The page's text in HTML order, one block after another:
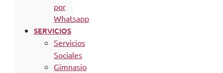
por
Whatsapp
SERVICIOS
Servicios
Sociales
Gimnasio